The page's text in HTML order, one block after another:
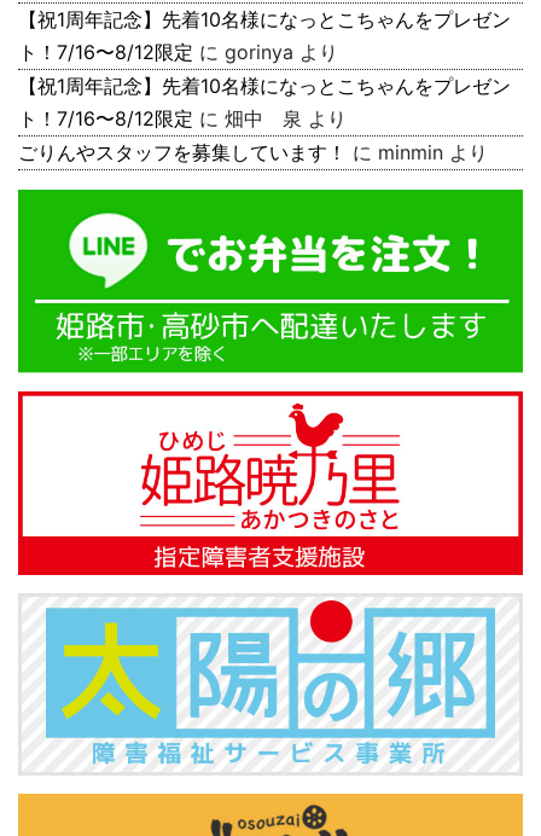
【祝1周年記念】先着10名様になっとこちゃんをプレゼン
ト！7/16〜8/12限定 に gorinya より
【祝1周年記念】先着10名様になっとこちゃんをプレゼン
ト！7/16〜8/12限定 に 畑中 泉 より
ごりんやスタッフを募集しています！
に minmin より